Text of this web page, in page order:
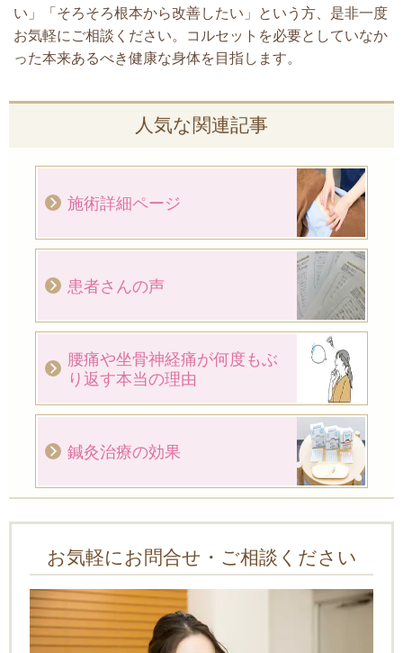
い」「そろそろ根本から改善したい」という方、是非一度
お気軽にご相談ください。コルセットを必要としていなか
った本来あるべき健康な身体を目指します。
人気な関連記事
施術詳細ページ
患者さんの声
腰痛や坐骨神経痛が何度もぶ
り返す本当の理由
鍼灸治療の効果
お気軽にお問合せ・ご相談ください